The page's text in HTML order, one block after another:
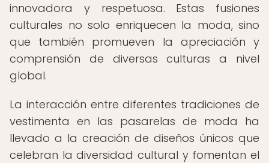
innovadora y respetuosa. Estas fusiones
culturales no solo enriquecen la moda, sino
que también promueven la apreciación y
comprensión de diversas culturas a nivel
global.
La interacción entre diferentes tradiciones de
vestimenta en las pasarelas de moda ha
llevado a la creación de diseños únicos que
celebran la diversidad cultural y fomentan el